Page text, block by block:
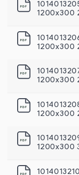
1200х300
1200х300
1200х300
1200х300
1200х300